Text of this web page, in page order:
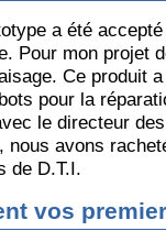
a été
Pour mon projet
Ce produit
pour la
le directeur
nous avons
de D.T.I.
vos